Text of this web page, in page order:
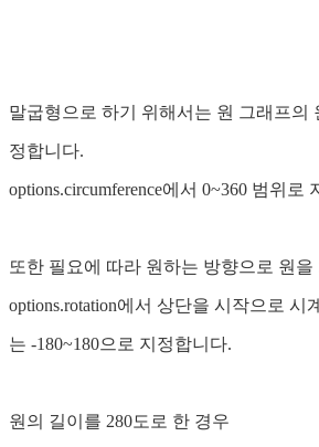
말굽형으로 하기 위해서는 원 그래프의
정합니다.
options.circumference에서 0~360 범위로
또한 필요에 따라 원하는 방향으로 원을
options.rotation에서 상단을 시작으로 시
는 -180~180으로 지정합니다.
원의 길이를 280도로 한 경우